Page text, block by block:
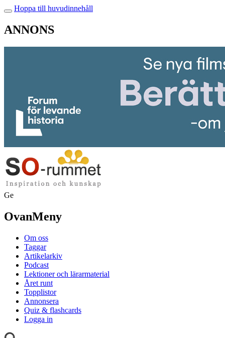
Hoppa till huvudinnehåll
ANNONS
Ge
OvanMeny
Om oss
Taggar
Artikelarkiv
Podcast
Lektioner och lärarmaterial
Året runt
Topplistor
Annonsera
Quiz & flashcards
Logga in